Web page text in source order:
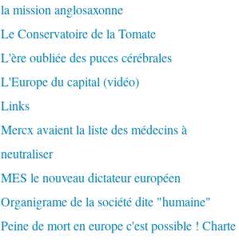
la mission anglosaxonne
Le Conservatoire de la Tomate
L'ère oubliée des puces cérébrales
L'Europe du capital (vidéo)
Links
Mercx avaient la liste des médecins à
neutraliser
MES le nouveau dictateur européen
Organigrame de la société dite "humaine"
Peine de mort en europe c'est possible ! Charte